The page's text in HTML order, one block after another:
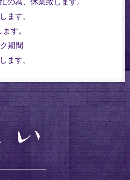
の為、休業致します。
ます。
す。
期間
ます。